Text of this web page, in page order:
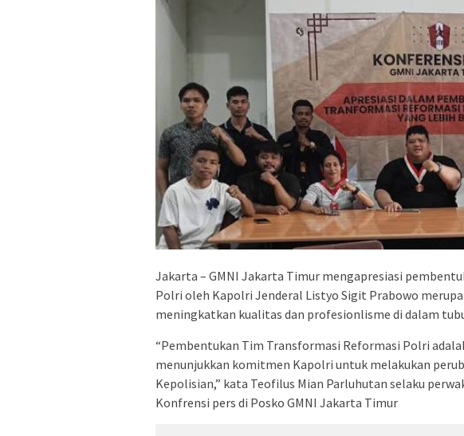
Jakarta – GMNI Jakarta Timur mengapresiasi
Polri oleh Kapolri Jenderal Listyo Sigit Prabowo
meningkatkan kualitas dan profesionlisme di dalam
“Pembentukan Tim Transformasi Reformasi Polri
menunjukkan komitmen Kapolri untuk melakukan
Kepolisian,” kata Teofilus Mian Parluhutan selaku
Konfrensi pers di Posko GMNI Jakarta Timur